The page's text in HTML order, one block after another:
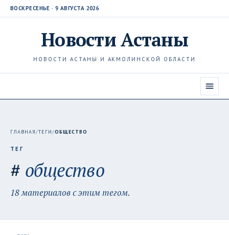
ВОСКРЕСЕНЬЕ · 9 АВГУСТА 2026
НовостиАстаны
НОВОСТИ АСТАНЫ И АКМОЛИНСКОЙ ОБЛАСТИ
ГЛАВНАЯ/ТЕГИ/ОБЩЕСТВО
ТЕГ
# общество
18 материалов с этим тегом.